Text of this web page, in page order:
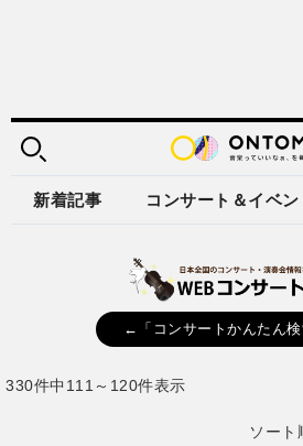
新着記事 コンサート＆イベン
←「コンサートかんたん
330件中111～120件表示
ソート